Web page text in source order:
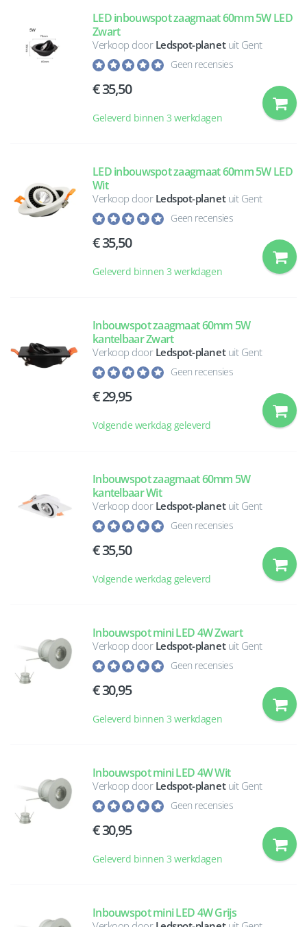
LED inbouwspot zaagmaat 60mm 5W LED
Zwart
Verkoop door Ledspot-planetuit Gent
Geen recensies
35,50
Geleverd binnen 3 werkdagen
LED inbouwspot zaagmaat 60mm 5W LED
Wit
Verkoop door Ledspot-planetuit Gent
Geen recensies
35,50
Geleverd binnen 3 werkdagen
Inbouwspot zaagmaat 60mm 5W
kantelbaar Zwart
Verkoop door Ledspot-planetuit Gent
Geen recensies
29,95
Volgende werkdag geleverd
Inbouwspot zaagmaat 60mm 5W
kantelbaar Wit
Verkoop door Ledspot-planetuit Gent
Geen recensies
35,50
Volgende werkdag geleverd
Inbouwspot mini LED 4W Zwart
Verkoop door Ledspot-planetuit Gent
Geen recensies
30,95
Geleverd binnen 3 werkdagen
Inbouwspot mini LED 4W Wit
Verkoop door Ledspot-planetuit Gent
Geen recensies
30,95
Geleverd binnen 3 werkdagen
Inbouwspot mini LED 4W Grijs